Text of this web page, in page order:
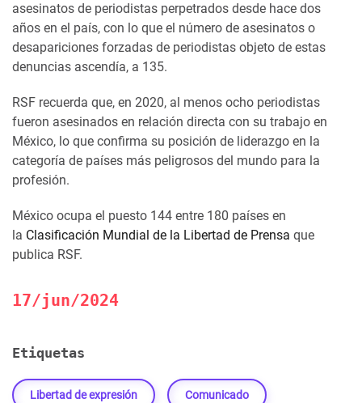
asesinatos de periodistas perpetrados desde hace dos
años en el país, con lo que el número de asesinatos o
desapariciones forzadas de periodistas objeto de estas
denuncias ascendía, a 135.
RSF recuerda que, en 2020, al menos ocho periodistas
fueron asesinados en relación directa con su trabajo en
México, lo que confirma su posición de liderazgo en la
categoría de países más peligrosos del mundo para la
profesión.
México ocupa el puesto 144 entre 180 países en
la Clasificación Mundial de la Libertad de Prensa que
publica RSF.
17/jun/2024
Etiquetas
Libertad de expresión Comunicado